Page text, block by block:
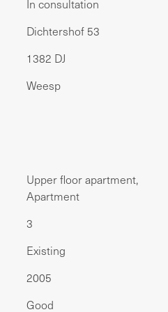
Op de begane grond
servicekosten bedragen €
NEN2580
29m²
eigen grond.
In consultation
Dichtershof 53
1382 DJ
Weesp
Upper floor apartment,
Apartment
3
Existing
2005
Good